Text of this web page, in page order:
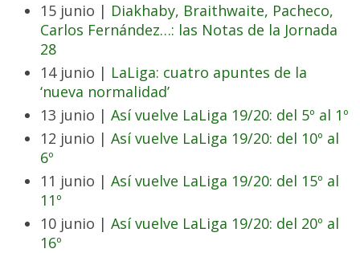
15 junio | Diakhaby, Braithwaite, Pacheco,
Carlos Fernández…: las Notas de la Jornada
28
14 junio | LaLiga: cuatro apuntes de la
‘nueva normalidad’
13 junio | Así vuelve LaLiga 19/20: del 5º al 1º
12 junio | Así vuelve LaLiga 19/20: del 10º al
6º
11 junio | Así vuelve LaLiga 19/20: del 15º al
11º
10 junio | Así vuelve LaLiga 19/20: del 20º al
16º